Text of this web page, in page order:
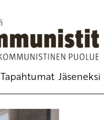
Tapahtumat Jäseneksi